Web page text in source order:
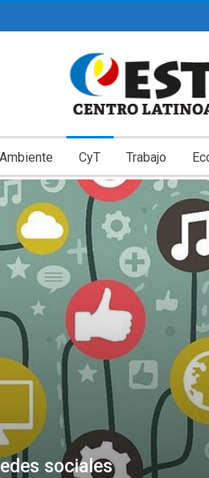
Ambiente CyT Trabajo
sociales